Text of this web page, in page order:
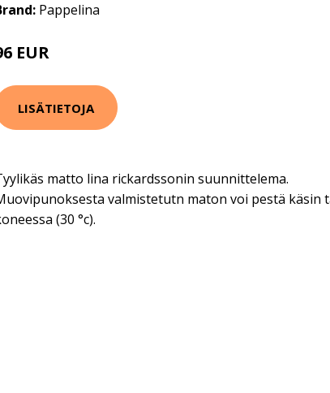
Pappelina
EUR
LISÄTIETOJA
matto lina rickardssonin suunnittelema.
valmistetutn maton voi pestä käsin
(30 °c).